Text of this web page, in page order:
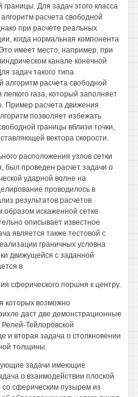
границы. Для задач этого класса
расчета свободной
при расчете реальных
когда нормальная компонента
имеет место, например, при
канале конечной
задач такого типа
алгоритм расчета свободной
газа, который заполняет
Пример расчета движения
позволяет избежать
границы вблизи точки,
вектора скорости.
расположения узлов сетки
был проведен расчет задачи о
ударной волне на
проводилось в
результатов расчетов
образом искаженной сетке
описывает известное
является также тестовой с
граничных условна
движущейся с заданной
в
сферического поршня к центру.
которых возможно
даст две демонстрационные
Тейлоровской
и вторая задача о столкновении
толщины.
задачи имеющие
о взаимодействии плоской
сферическим пузырем из